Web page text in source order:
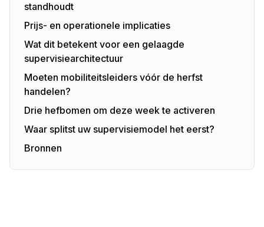
standhoudt
Prijs- en operationele implicaties
Wat dit betekent voor een gelaagde
supervisiearchitectuur
Moeten mobiliteitsleiders vóór de herfst
handelen?
Drie hefbomen om deze week te activeren
Waar splitst uw supervisiemodel het eerst?
Bronnen